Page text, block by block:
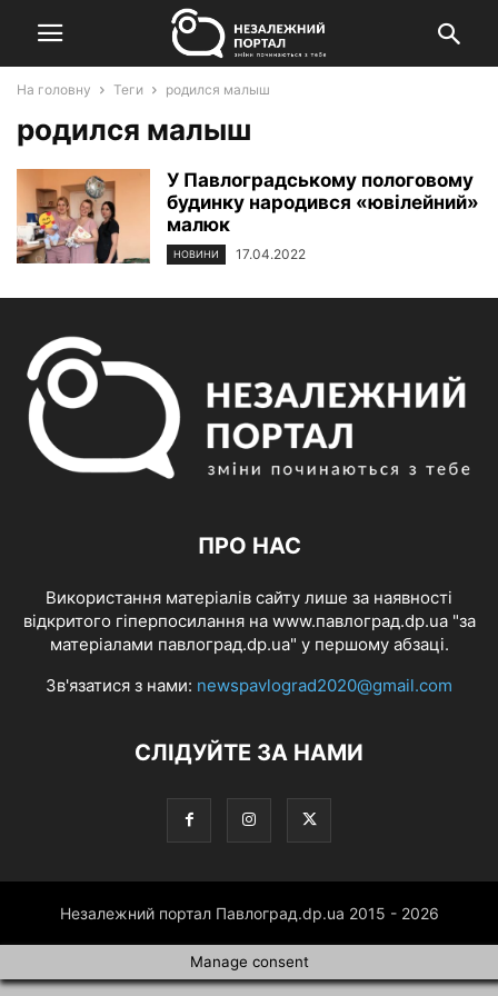
На головну Теги родился малыш
родился малыш
У Павлоградському пологовому
будинку народився «ювілейний»
малюк
НОВИНИ 17.04.2022
ПРО НАС
Використання матеріалів сайту лише за наявності
відкритого гіперпосилання на www.павлоград.dp.ua "за
матеріалами павлоград.dp.ua" у першому абзаці.
Зв'язатися з нами: newspavlograd2020@gmail.com
СЛІДУЙТЕ ЗА НАМИ
Незалежний портал Павлоград.dp.ua 2015 - 2026
Manage consent